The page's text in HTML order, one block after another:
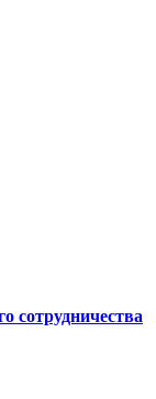
сотрудничества